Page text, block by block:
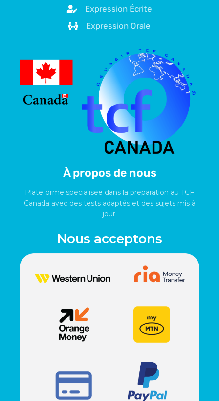
Expression Écrite
Expression Orale
À propos de nous
Plateforme spécialisée dans la préparation au TCF
Canada avec des tests adaptés et des sujets mis à
jour.
Nous acceptons